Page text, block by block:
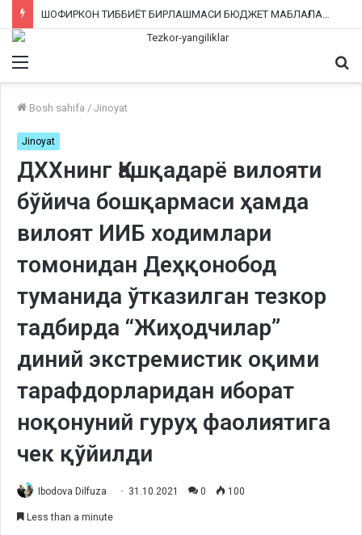
ШОФИРКОН ТИББИЁТ БИРЛАШМАСИ БЮДЖЕТ МАБЛАҒЛАРИНИ ТАЛОН-ТАРОЖ ҚИЛИНГАНИ РОСТМИ?
Menu
Bosh sahifa / Jinoyat
Jinoyat
ДХХнинг Қашқадарё вилояти
бўйича бошқармаси ҳамда
вилоят ИИБ ходимлари
томонидан Деҳқонобод
туманида ўтказилган тезкор
тадбирда “Жиҳодчилар”
диний экстремистик оқими
тарафдорларидан иборат
ноқонуний гуруҳ фаолиятига
чек қўйилди
Ibodova Dilfuza 31.10.2021 0 100
Less than a minute